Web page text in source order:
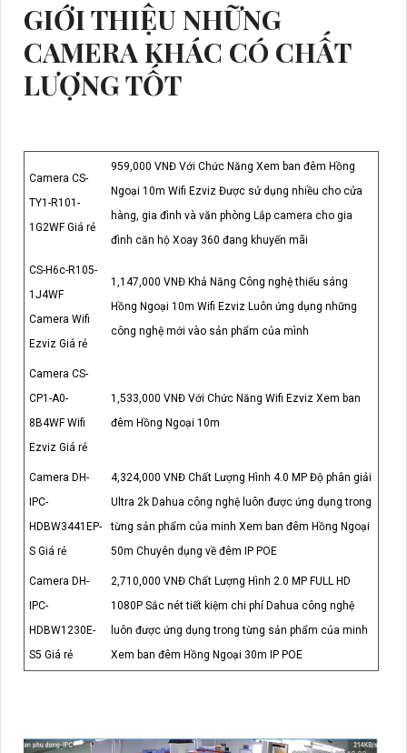
GIỚI THIỆU NHỮNG
CAMERA KHÁC CÓ CHẤT
LƯỢNG TỐT
Camera CS-
TY1-R101-
1G2WF Giá rẻ
959,000 VNĐ Với Chức Năng Xem ban đêm Hồng
Ngoại 10m Wifi Ezviz Được sử dụng nhiều cho cửa
hàng, gia đình và văn phòng Lắp camera cho gia
đình căn hộ Xoay 360 đang khuyến mãi
CS-H6c-R105-
1J4WF
Camera Wifi
Ezviz Giá rẻ
1,147,000 VNĐ Khả Năng Công nghệ thiếu sáng
Hồng Ngoại 10m Wifi Ezviz Luôn ứng dụng những
công nghệ mới vào sản phẩm của mình
Camera CS-
CP1-A0-
8B4WF Wifi
Ezviz Giá rẻ
1,533,000 VNĐ Với Chức Năng Wifi Ezviz Xem ban
đêm Hồng Ngoại 10m
Camera DH-
IPC-
HDBW3441EP-
S Giá rẻ
4,324,000 VNĐ Chất Lượng Hình 4.0 MP Độ phân giải
Ultra 2k Dahua công nghệ luôn được ứng dụng trong
từng sản phẩm của minh Xem ban đêm Hồng Ngoại
50m Chuyên dụng về đêm IP POE
Camera DH-
IPC-
HDBW1230E-
S5 Giá rẻ
2,710,000 VNĐ Chất Lượng Hình 2.0 MP FULL HD
1080P Sắc nét tiết kiệm chi phí Dahua công nghệ
luôn được ứng dụng trong từng sản phẩm của minh
Xem ban đêm Hồng Ngoại 30m IP POE